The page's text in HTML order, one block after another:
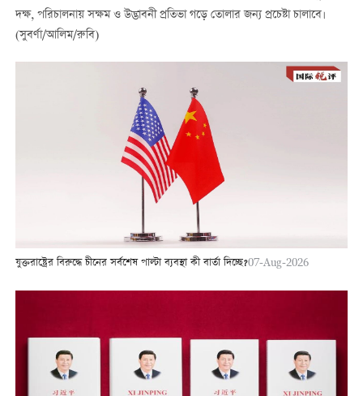
দক্ষ, পরিচালনায় সক্ষম ও উদ্ভাবনী প্রতিভা গড়ে তোলার জন্য প্রচেষ্টা চালাবে।
(সুবর্ণা/আলিম/রুবি)
যুক্তরাষ্ট্রের বিরুদ্ধে চীনের সর্বশেষ পাল্টা ব্যবস্থা কী বার্তা দিচ্ছে?07-Aug-2026